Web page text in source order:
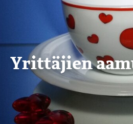
Yrittäjien